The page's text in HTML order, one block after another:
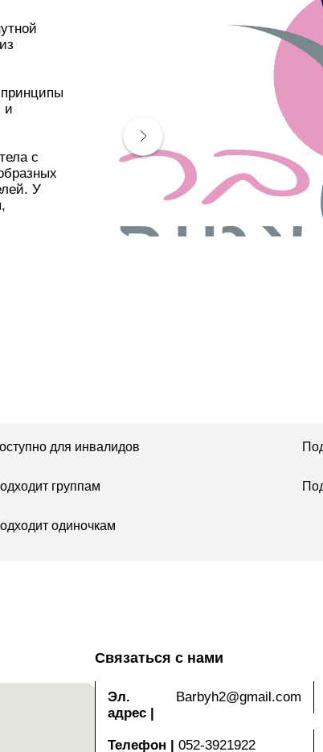
и
с
У
для инвалидов
группам
одиночкам
Связаться с нами
Эл.
адрес |
Barbyh2@gmail.com
Телефон | 052-3921922